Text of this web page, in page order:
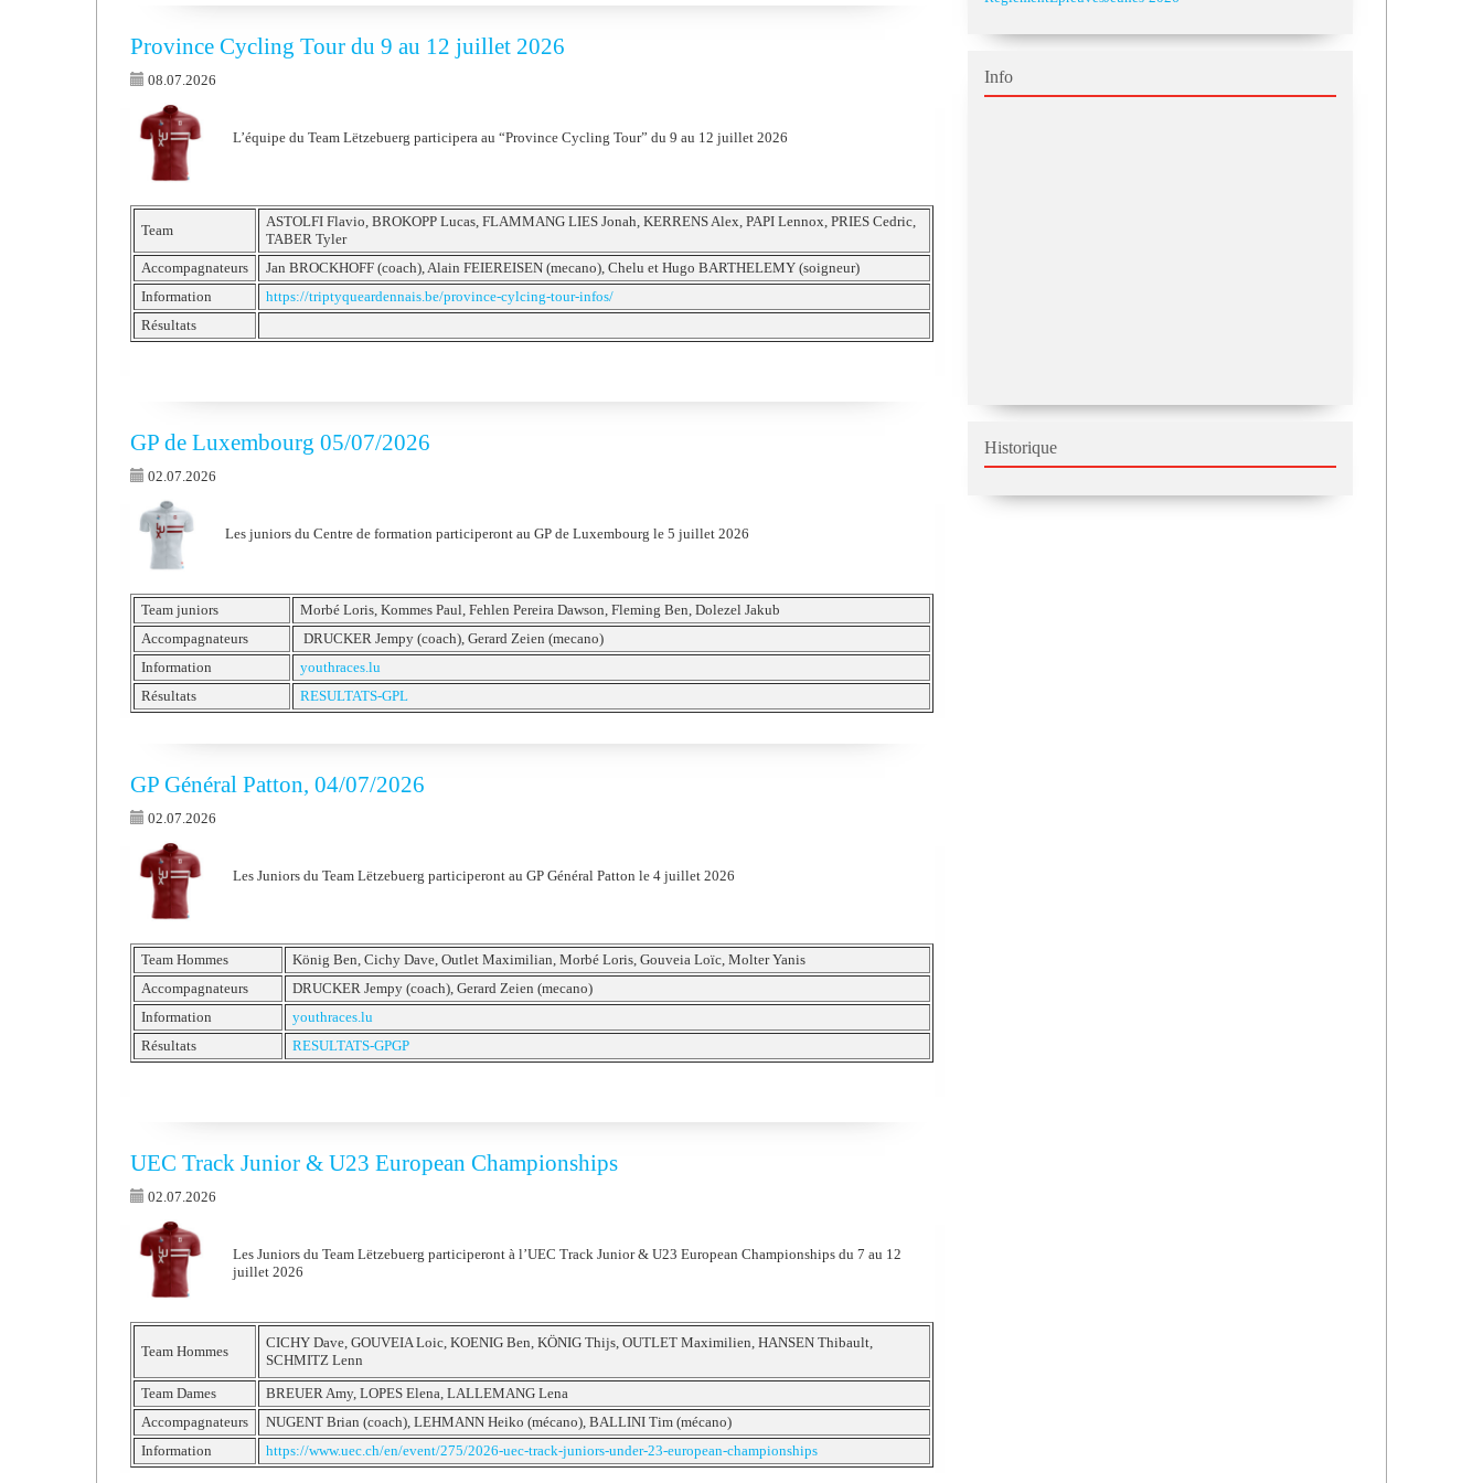
Province Cycling Tour du 9 au 12 juillet 2026
08.07.2026
L’équipe du Team Lëtzebuerg participera au “Province Cycling Tour” du 9 au 12 juillet 2026
Team
ASTOLFI Flavio, BROKOPP Lucas, FLAMMANG LIES Jonah, KERRENS Alex, PAPI Lennox, PRIES Cedric,
TABER Tyler
Accompagnateurs
Jan BROCKHOFF (coach), Alain FEIEREISEN (mecano), Chelu et Hugo BARTHELEMY (soigneur)
Information
https://triptyqueardennais.be/province-cylcing-tour-infos/
Résultats
GP de Luxembourg 05/07/2026
02.07.2026
Les juniors du Centre de formation participeront au GP de Luxembourg le 5 juillet 2026
Team juniors
Morbé Loris, Kommes Paul, Fehlen Pereira Dawson, Fleming Ben, Dolezel Jakub
Accompagnateurs
DRUCKER Jempy (coach), Gerard Zeien (mecano)
Information
youthraces.lu
Résultats
RESULTATS-GPL
GP Général Patton, 04/07/2026
02.07.2026
Les Juniors du Team Lëtzebuerg participeront au GP Général Patton le 4 juillet 2026
Team Hommes
König Ben, Cichy Dave, Outlet Maximilian, Morbé Loris, Gouveia Loïc, Molter Yanis
Accompagnateurs
DRUCKER Jempy (coach), Gerard Zeien (mecano)
Information
youthraces.lu
Résultats
RESULTATS-GPGP
UEC Track Junior & U23 European Championships
02.07.2026
Les Juniors du Team Lëtzebuerg participeront à l’UEC Track Junior & U23 European Championships du 7 au 12
juillet 2026
Team Hommes
CICHY Dave, GOUVEIA Loic, KOENIG Ben, KÖNIG Thijs, OUTLET Maximilien, HANSEN Thibault,
SCHMITZ Lenn
Team Dames
BREUER Amy, LOPES Elena, LALLEMANG Lena
Accompagnateurs
NUGENT Brian (coach), LEHMANN Heiko (mécano), BALLINI Tim (mécano)
Information
https://www.uec.ch/en/event/275/2026-uec-track-juniors-under-23-european-championships
Info
Historique